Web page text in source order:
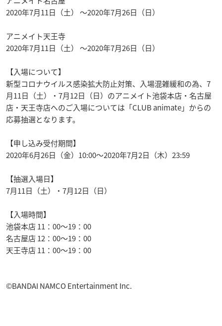
2020年7月11日（土） ～2020年7月26日（日）
アニメイト天王寺
2020年7月11日（土） ～2020年7月26日（日）
【入場について】
新型コロナウイルス感染拡大防止対策、入場混雑緩和の為、7
月11日（土）・7月12日（日）のアニメイト池袋本店・名古屋
店・天王寺店へのご入場については「CLUB animate」からの
応募抽選となります。
【申し込み受付期間】
2020年6月26日（金）10:00～2020年7月2日（木）23:59
【抽選入場日】
7月11日（土）・7月12日（日）
【入場時間】
池袋本店 11：00～19：00
名古屋店 12：00～19：00
天王寺店 11：00～19：00
©BANDAI NAMCO Entertainment Inc.